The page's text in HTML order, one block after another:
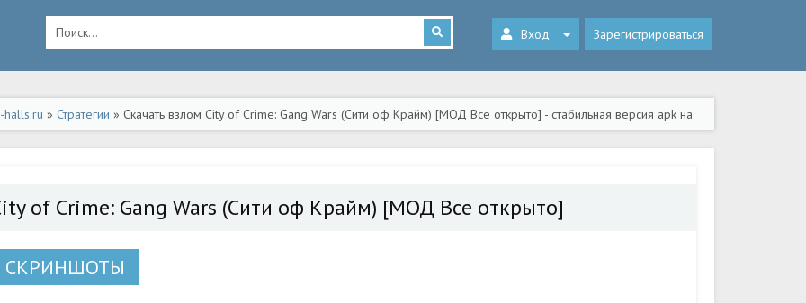
Вход Зарегистрироваться
halls.ru » Стратегии » Скачать взлом City of Crime: Gang Wars (Сити оф Крайм) [МОД Все открыто] - стабильная версия apk на
of Crime: Gang Wars (Сити оф Крайм) [МОД Все открыто]
СКРИНШОТЫ